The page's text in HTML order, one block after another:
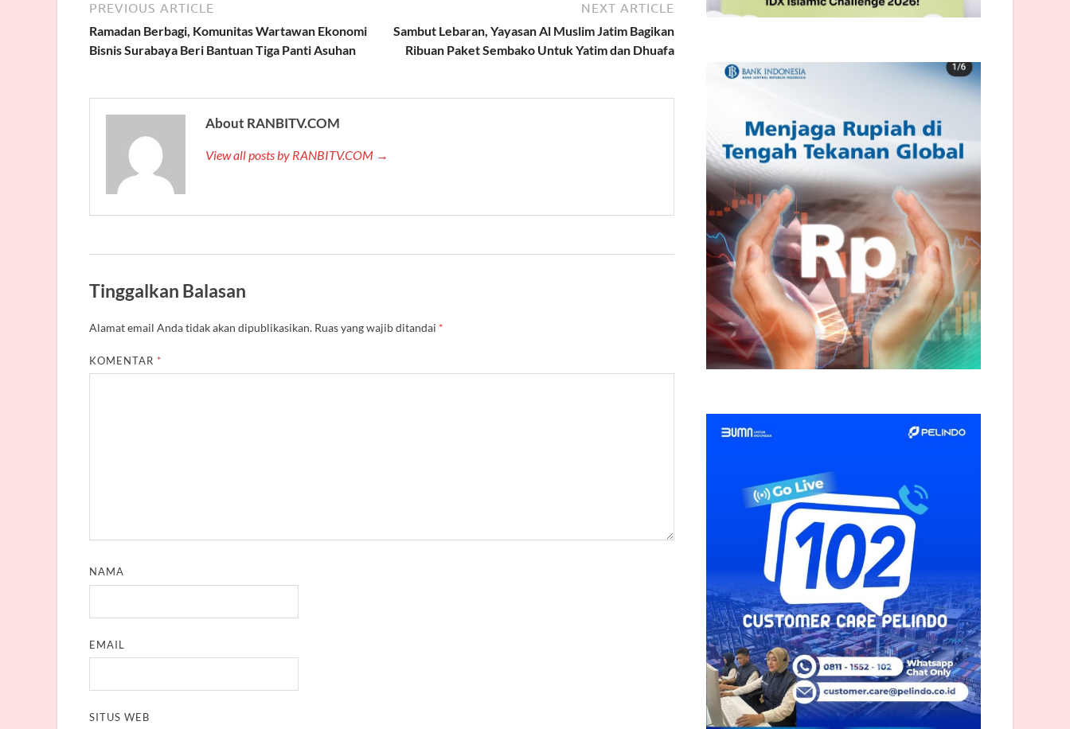
PREVIOUS ARTICLE
Ramadan Berbagi, Komunitas Wartawan Ekonomi
Bisnis Surabaya Beri Bantuan Tiga Panti Asuhan
NEXT ARTICLE
Sambut Lebaran, Yayasan Al Muslim Jatim Bagikan
Ribuan Paket Sembako Untuk Yatim dan Dhuafa
About RANBITV.COM
View all posts by RANBITV.COM →
Tinggalkan Balasan
Alamat email Anda tidak akan dipublikasikan. Ruas yang wajib ditandai *
KOMENTAR *
NAMA
EMAIL
SITUS WEB